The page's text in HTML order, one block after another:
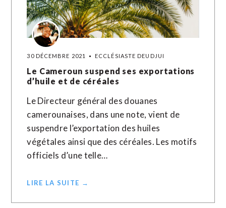
30 DÉCEMBRE 2021 ECCLÉSIASTE DEUDJUI
Le Cameroun suspend ses exportations
d’huile et de céréales
Le Directeur général des douanes
camerounaises, dans une note, vient de
suspendre l’exportation des huiles
végétales ainsi que des céréales. Les motifs
officiels d’une telle…
LIRE LA SUITE →